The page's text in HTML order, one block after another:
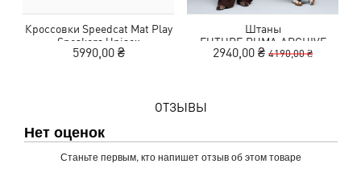
Кроссовки Speedcat Mat Play
Sneakers Unisex
5990,00 ₴
Штаны
FUTURE.PUMA.ARCHIVE
Extreme Cargo Pants Unisex
2940,00 ₴ 4190,00 ₴
ОТЗЫВЫ
Нет оценок
Станьте первым, кто напишет отзыв об этом товаре